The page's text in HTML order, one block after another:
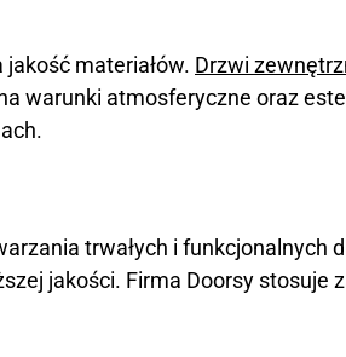
materiałów. Drzwi
warunki atmosferyczne oraz
trwałych i funkcjonalnych
jakości. Firma Doorsy stosuje